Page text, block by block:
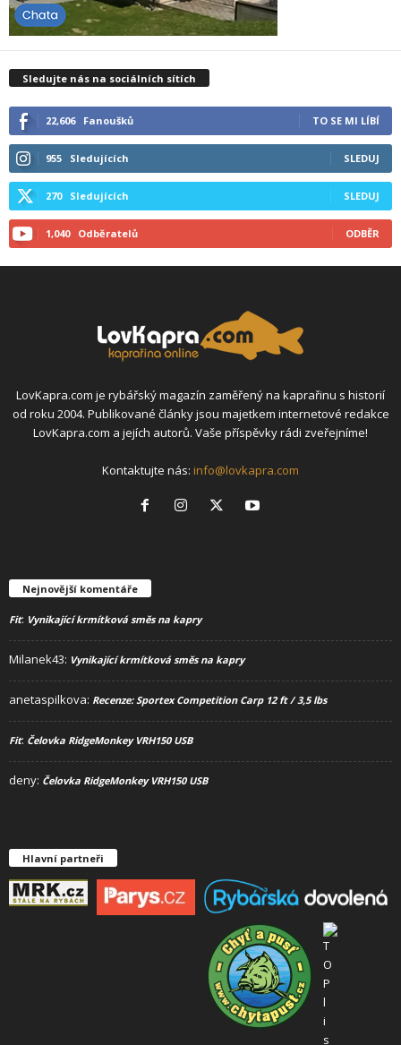
Sledujte nás na sociálních sítích
22,606 Fanoušků TO SE MI LÍBÍ
955 Sledujících SLEDUJ
270 Sledujících SLEDUJ
1,040 Odběratelů ODBĚR
LovKapra.com je rybářský magazín zaměřený na kaprařinu s historií
od roku 2004. Publikované články jsou majetkem internetové redakce
LovKapra.com a jejích autorů. Vaše příspěvky rádi zveřejníme!
Kontaktujte nás: info@lovkapra.com
Nejnovější komentáře
Fit: Vynikající krmítková směs na kapry
Milanek43: Vynikající krmítková směs na kapry
anetaspilkova: Recenze: Sportex Competition Carp 12 ft / 3,5 lbs
Fit: Čelovka RidgeMonkey VRH150 USB
deny: Čelovka RidgeMonkey VRH150 USB
Hlavní partneři